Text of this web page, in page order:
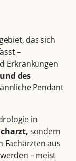
das sich
–
Erkrankungen
des
Pendant
in
sondern
Fachärzten aus
– meist